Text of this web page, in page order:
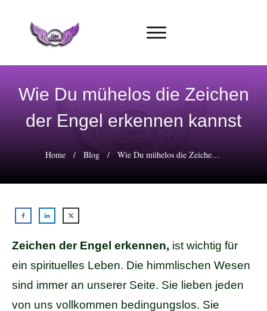
Wie Du mühelos die Zeichen
der Engel erkennen kannst
Home / Blog / Wie Du mühelos die Zeichen der Engel erkennen kannst
Zeichen der Engel erkennen, ist wichtig für
ein spirituelles Leben. Die himmlischen Wesen
sind immer an unserer Seite. Sie lieben jeden
von uns vollkommen bedingungslos. Sie